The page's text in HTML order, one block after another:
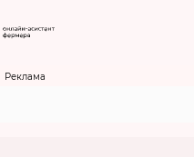
Реклама